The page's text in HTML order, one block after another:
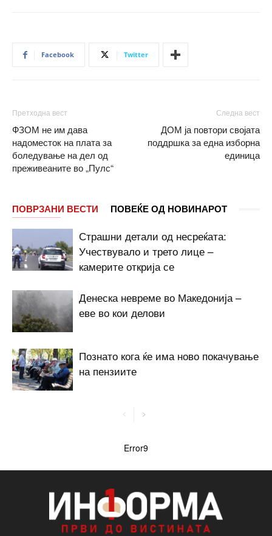
Facebook Twitter
Претходна вест
ФЗОМ не им дава
надоместок на плата за
боледување на дел од
преживеаните во „Пулс“
Следна вест
ДОМ ја повтори својата
поддршка за една изборна
единица
ПОВРЗАНИ ВЕСТИ ПОВЕЌЕ ОД НОВИНАРОТ
Страшни детали од несреќата:
Учествувало и трето лице –
камерите открија се
Денеска невреме во Македонија –
еве во кои делови
Познато кога ќе има ново покачување
на пензиите
Error9